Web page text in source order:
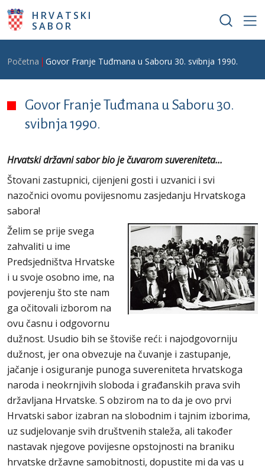
Skoči na glavni sadržaj
HRVATSKI
SABOR
Breadcrumb
Početna Govor Franje Tuđmana u Saboru 30. svibnja 1990.
Govor Franje Tuđmana u Saboru 30.
svibnja 1990.
Hrvatski državni sabor bio je čuvarom suvereniteta...
Štovani zastupnici, cijenjeni gosti i uzvanici i svi
nazočnici ovomu povijesnomu zasjedanju Hrvatskoga
sabora!
Želim se prije svega
zahvaliti u ime
Predsjedništva Hrvatske
i u svoje osobno ime, na
povjerenju što ste nam
ga očitovali izborom na
ovu časnu i odgovornu
dužnost. Usudio bih se štoviše reći: i najodgovorniju
dužnost, jer ona obvezuje na čuvanje i zastupanje,
jačanje i osiguranje punoga suvereniteta hrvatskoga
naroda i neokrnjivih sloboda i građanskih prava svih
državljana Hrvatske. S obzirom na to da je ovo prvi
Hrvatski sabor izabran na slobodnim i tajnim izborima,
uz sudjelovanje svih društvenih staleža, ali također
nastavak njegove povijesne opstojnosti na braniku
hrvatske državne samobitnosti, dopustite mi da vas u